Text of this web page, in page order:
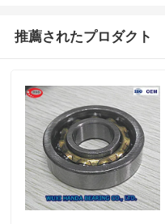
推薦されたプロダクト